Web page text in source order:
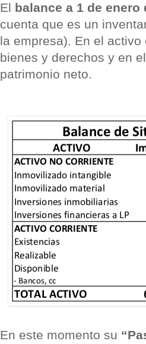
El balance a 1 de enero
cuenta que es un
la empresa). En el
bienes y derechos y en
patrimonio neto.
En este momento su